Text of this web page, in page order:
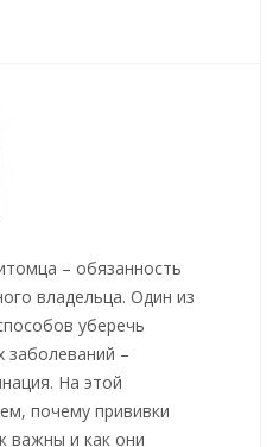
– обязанность
владельца. Один из
уберечь
–
На этой
почему прививки
важны и как они